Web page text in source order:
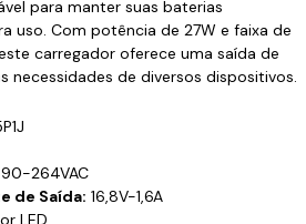
para manter suas baterias
uso. Com potência de 27W e faixa de
carregador oferece uma saída de
necessidades de diversos dispositivos.
90-264VAC
de Saída: 16,8V-1,6A
LED